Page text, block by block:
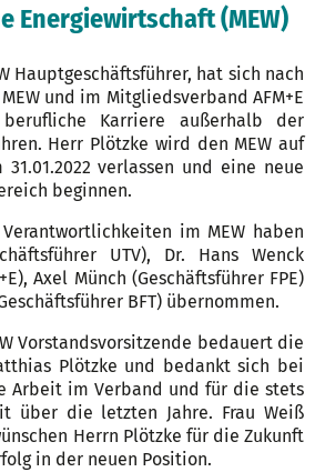
Energiewirtschaft (MEW)
Hauptgeschäftsführer, hat sich nach
und im Mitgliedsverband AFM+E
Karriere außerhalb der
Herr Plötzke wird den MEW auf
31.01.2022 verlassen und eine neue
beginnen.
im MEW haben
UTV), Dr. Hans Wenck
Axel Münch (Geschäftsführer FPE)
BFT) übernommen.
Vorstandsvorsitzende bedauert die
Plötzke und bedankt sich bei
Arbeit im Verband und für die stets
über die letzten Jahre. Frau Weiß
Herrn Plötzke für die Zukunft
in der neuen Position.